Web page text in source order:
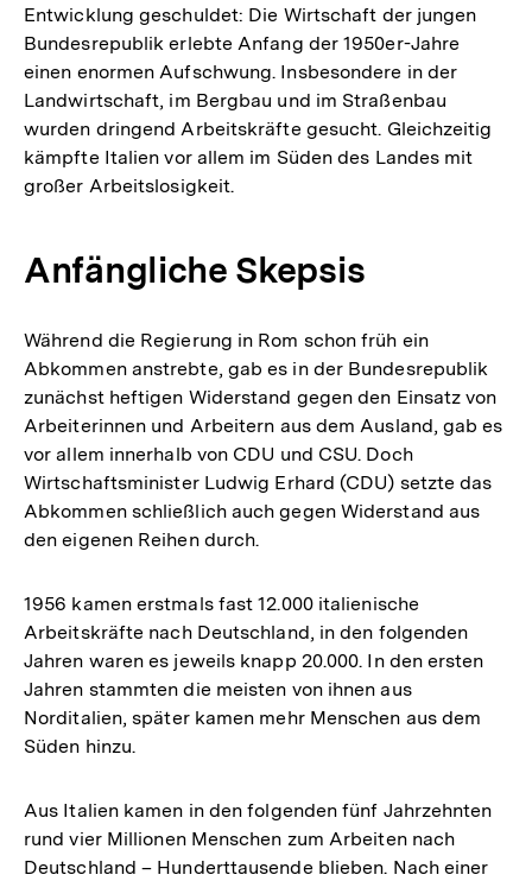
Entwicklung geschuldet: Die Wirtschaft der jungen
Bundesrepublik erlebte Anfang der 1950er-Jahre
einen enormen Aufschwung. Insbesondere in der
Landwirtschaft, im Bergbau und im Straßenbau
wurden dringend Arbeitskräfte gesucht. Gleichzeitig
kämpfte Italien vor allem im Süden des Landes mit
großer Arbeitslosigkeit.
Anfängliche Skepsis
Während die Regierung in Rom schon früh ein
Abkommen anstrebte, gab es in der Bundesrepublik
zunächst heftigen Widerstand gegen den Einsatz von
Arbeiterinnen und Arbeitern aus dem Ausland, gab es
vor allem innerhalb von CDU und CSU. Doch
Wirtschaftsminister Ludwig Erhard (CDU) setzte das
Abkommen schließlich auch gegen Widerstand aus
den eigenen Reihen durch.
1956 kamen erstmals fast 12.000 italienische
Arbeitskräfte nach Deutschland, in den folgenden
Jahren waren es jeweils knapp 20.000. In den ersten
Jahren stammten die meisten von ihnen aus
Norditalien, später kamen mehr Menschen aus dem
Süden hinzu.
Aus Italien kamen in den folgenden fünf Jahrzehnten
rund vier Millionen Menschen zum Arbeiten nach
Deutschland – Hunderttausende blieben. Nach einer